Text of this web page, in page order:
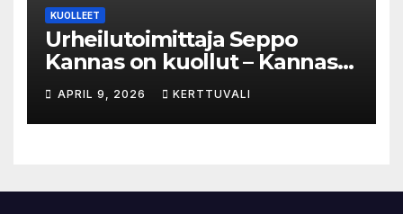
KUOLLEET
Urheilutoimittaja Seppo
Kannas on kuollut – Kannas
oli kuollessaan 92-vuotias
APRIL 9, 2026 KERTTUVALI